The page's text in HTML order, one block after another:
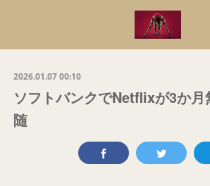
2026.01.07 00:10
ソフトバンクでNetflixが3か
随